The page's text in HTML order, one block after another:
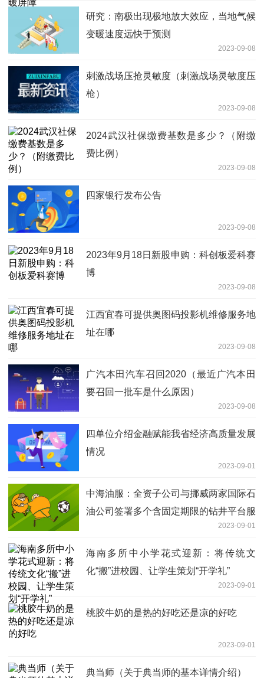
研究：南极出现极地放大效应，当地气候
变暖速度远快于预测
2023-09-08
刺激战场压抢灵敏度（刺激战场灵敏度压
枪）
2023-09-08
2024武汉社保缴费基数是多少？（附缴
费比例）
2023-09-08
四家银行发布公告
2023-09-08
2023年9月18日新股申购：科创板爱科赛
博
2023-09-08
江西宜春可提供奥图码投影机维修服务地
址在哪
2023-09-08
广汽本田汽车召回2020（最近广汽本田
要召回一批车是什么原因）
2023-09-08
四单位介绍金融赋能我省经济高质量发展
情况
2023-09-01
中海油服：全资子公司与挪威两家国际石
油公司签署多个含固定期限的钻井平台服
2023-09-01
海南多所中小学花式迎新：将传统文
化“搬”进校园、让学生策划“开学礼”
2023-09-01
桃胶牛奶的是热的好吃还是凉的好吃
2023-09-01
典当师（关于典当师的基本详情介绍）